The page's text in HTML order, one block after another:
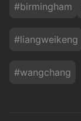
#birmingham
#liangweikeng
#wangchang